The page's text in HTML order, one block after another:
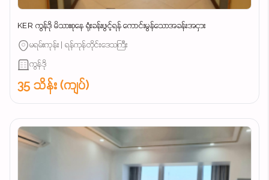
KER ကွန်ဒို မိသားစုနေ ရုံးခန်းဖွင့်ရန် ကောင်းမွန်သောအခန်းအငှား
မရမ်းကုန်း | ရန်ကုန်တိုင်းဒေသကြီး
ကွန်ဒို
35 သိန်း (ကျပ်)